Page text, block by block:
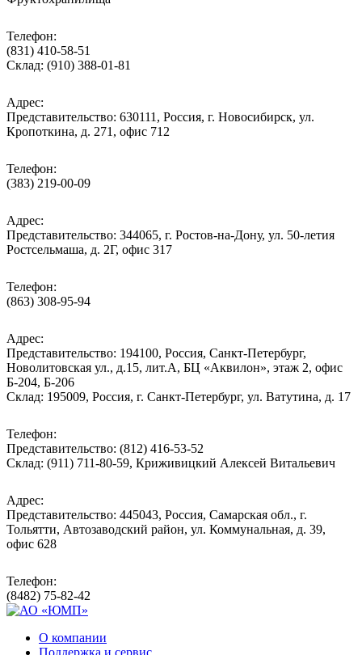
Телефон:
(831) 410-58-51
Склад: (910) 388-01-81
Адрес:
Представительство: 630111, Россия, г. Новосибирск, ул.
Кропоткина, д. 271, офис 712
Телефон:
(383) 219-00-09
Адрес:
Представительство: 344065, г. Ростов-на-Дону, ул. 50-летия
Ростсельмаша, д. 2Г, офис 317
Телефон:
(863) 308-95-94
Адрес:
Представительство: 194100, Россия, Санкт-Петербург,
Новолитовская ул., д.15, лит.А, БЦ «Аквилон», этаж 2, офис
Б-204, Б-206
Склад: 195009, Россия, г. Санкт-Петербург, ул. Ватутина, д. 17
Телефон:
Представительство: (812) 416-53-52
Склад: (911) 711-80-59, Криживицкий Алексей Витальевич
Адрес:
Представительство: 445043, Россия, Самарская обл., г.
Тольятти, Автозаводский район, ул. Коммунальная, д. 39,
офис 628
Телефон:
(8482) 75-82-42
О компании
Поддержка и сервис